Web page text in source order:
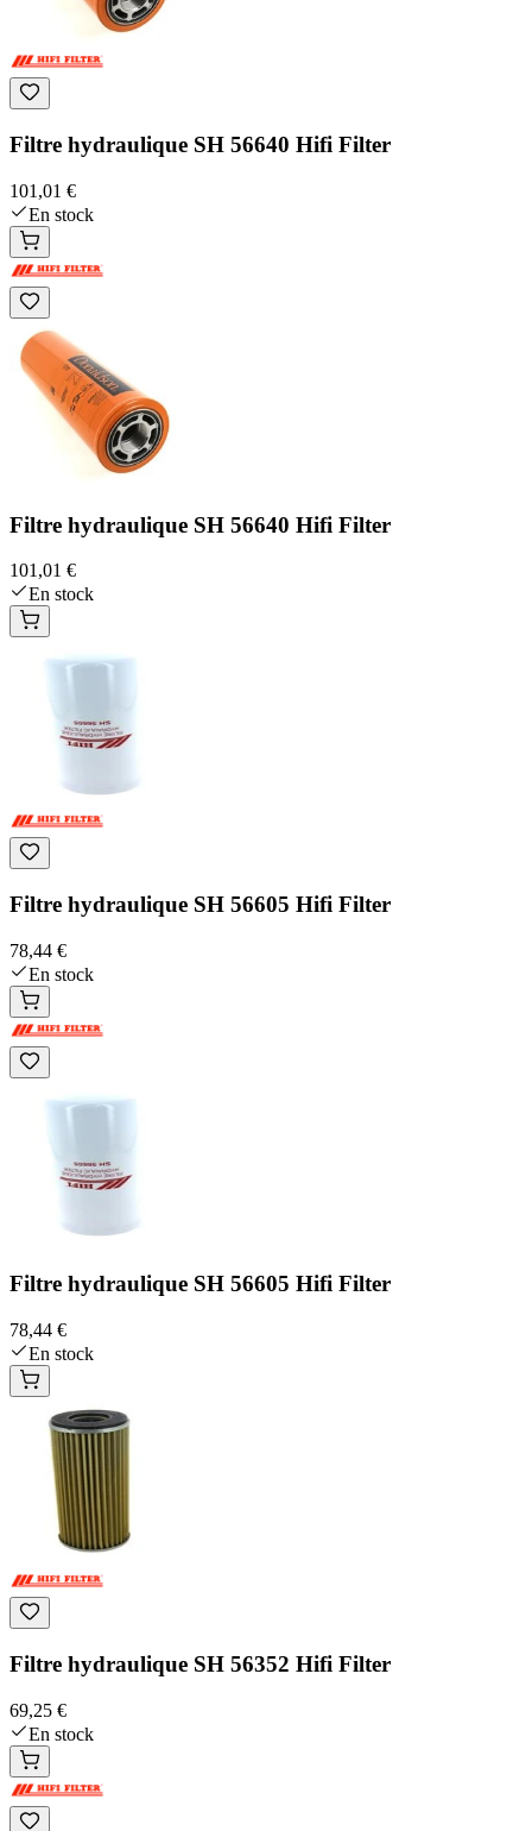
Filtre hydraulique SH 56640 Hifi Filter
101,01 €
En stock
Filtre hydraulique SH 56640 Hifi Filter
101,01 €
En stock
Filtre hydraulique SH 56605 Hifi Filter
78,44 €
En stock
Filtre hydraulique SH 56605 Hifi Filter
78,44 €
En stock
Filtre hydraulique SH 56352 Hifi Filter
69,25 €
En stock